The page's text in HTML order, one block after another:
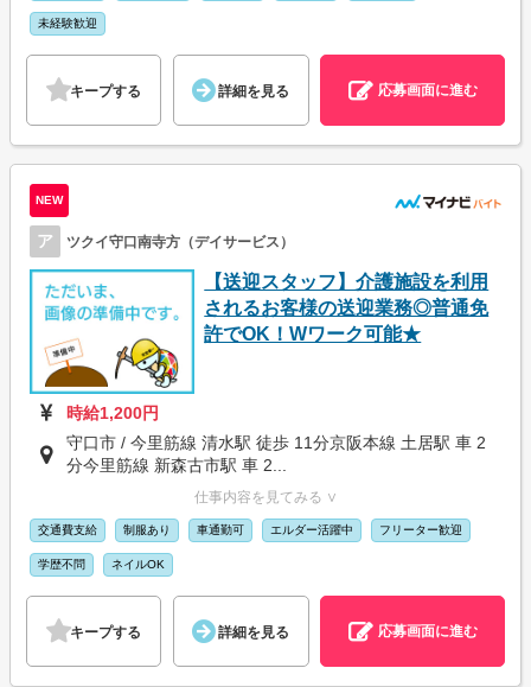
未経験歓迎
キープする 詳細を見る 応募画面に進む
NEW
ア ツクイ守口南寺方（デイサービス）
【送迎スタッフ】介護施設を利用
されるお客様の送迎業務◎普通免
許でOK！Wワーク可能★
時給1,200円
守口市 / 今里筋線 清水駅 徒歩 11分京阪本線 土居駅 車 2
分今里筋線 新森古市駅 車 2...
仕事内容を見てみる ∨
交通費支給 制服あり 車通勤可 エルダー活躍中 フリーター歓迎
学歴不問 ネイルOK
キープする 詳細を見る 応募画面に進む